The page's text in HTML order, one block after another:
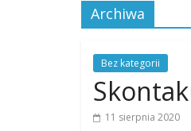
Archiwa
Bez kategorii
11 sierpnia 2020